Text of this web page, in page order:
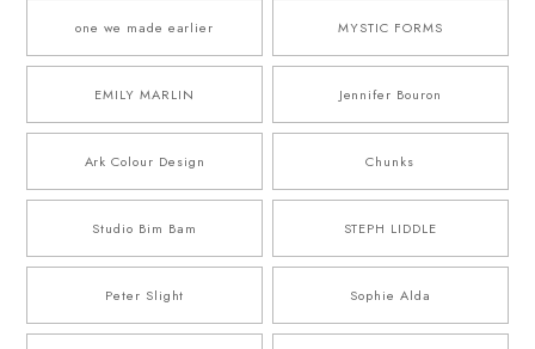
one we made earlier MYSTIC FORMS
EMILY MARLIN Jennifer Bouron
Ark Colour Design Chunks
Studio Bim Bam STEPH LIDDLE
Peter Slight Sophie Alda